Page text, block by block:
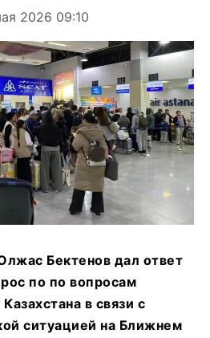
2026 09:10
Бектенов дал ответ
по по вопросам
в связи с
ситуацией на Ближнем